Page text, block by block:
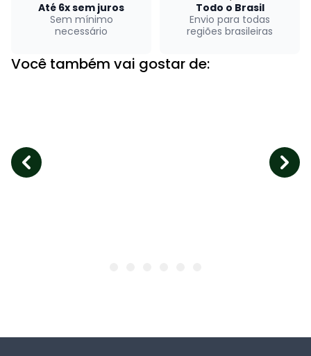
Até 6x sem juros
Sem mínimo
necessário
Todo o Brasil
Envio para todas
regiões brasileiras
Você também vai gostar de: